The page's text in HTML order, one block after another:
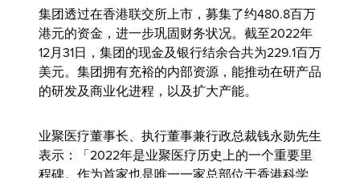
集团透过在香港联交所上市，募集了约480.8百万
港元的资金，进一步巩固财务状况。截至2022年
12月31日，集团的现金及银行结余合共为229.1百万
美元。集团拥有充裕的内部资源，能推动在研产品
的研发及商业化进程，以及扩大产能。
业聚医疗董事长、执行董事兼行政总裁钱永勋先生
表示：「2022年是业聚医疗历史上的一个重要里